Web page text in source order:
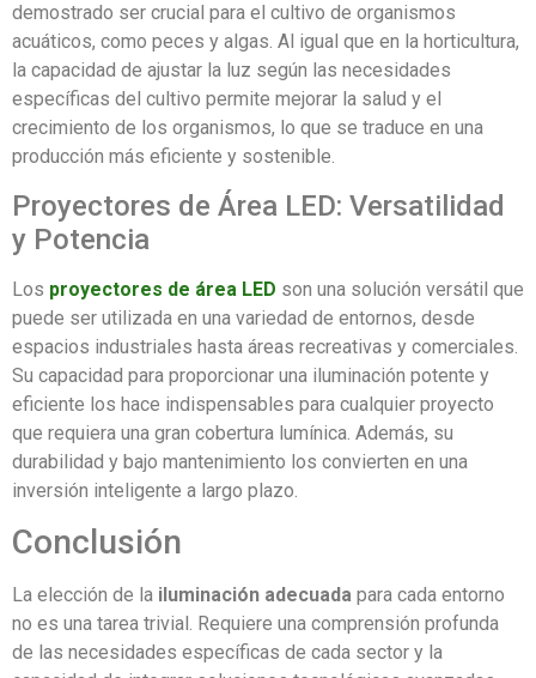
demostrado ser crucial para el cultivo de organismos
acuáticos, como peces y algas. Al igual que en la horticultura,
la capacidad de ajustar la luz según las necesidades
específicas del cultivo permite mejorar la salud y el
crecimiento de los organismos, lo que se traduce en una
producción más eficiente y sostenible.
Proyectores de Área LED: Versatilidad
y Potencia
Los proyectores de área LED son una solución versátil que
puede ser utilizada en una variedad de entornos, desde
espacios industriales hasta áreas recreativas y comerciales.
Su capacidad para proporcionar una iluminación potente y
eficiente los hace indispensables para cualquier proyecto
que requiera una gran cobertura lumínica. Además, su
durabilidad y bajo mantenimiento los convierten en una
inversión inteligente a largo plazo.
Conclusión
La elección de la iluminación adecuada para cada entorno
no es una tarea trivial. Requiere una comprensión profunda
de las necesidades específicas de cada sector y la